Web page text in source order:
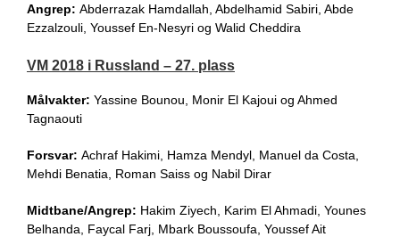
Angrep: Abderrazak Hamdallah, Abdelhamid Sabiri, Abde
Ezzalzouli, Youssef En-Nesyri og Walid Cheddira
VM 2018 i Russland – 27. plass
Målvakter: Yassine Bounou, Monir El Kajoui og Ahmed
Tagnaouti
Forsvar: Achraf Hakimi, Hamza Mendyl, Manuel da Costa,
Mehdi Benatia, Roman Saiss og Nabil Dirar
Midtbane/Angrep: Hakim Ziyech, Karim El Ahmadi, Younes
Belhanda, Faycal Farj, Mbark Boussoufa, Youssef Ait